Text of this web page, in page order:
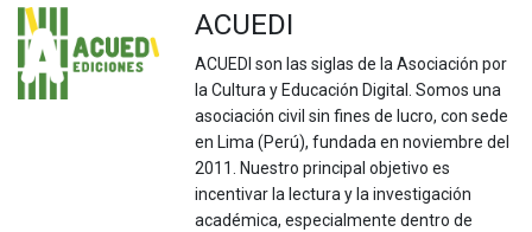
ACUEDI
ACUEDI son las siglas de la Asociación por
la Cultura y Educación Digital. Somos una
asociación civil sin fines de lucro, con sede
en Lima (Perú), fundada en noviembre del
2011. Nuestro principal objetivo es
incentivar la lectura y la investigación
académica, especialmente dentro de